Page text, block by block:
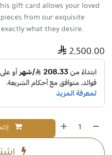
gift card allows your loved
from our exquisite
what they desire.
2,500.00